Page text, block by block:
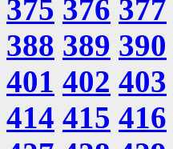
375 376 377
388 389 390
401 402 403
414 415 416